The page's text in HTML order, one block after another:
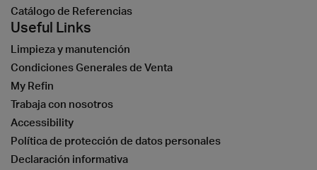
Catálogo de Referencias
Useful Links
Limpieza y manutención
Condiciones Generales de Venta
My Refin
Trabaja con nosotros
Accessibility
Política de protección de datos personales
Declaración informativa